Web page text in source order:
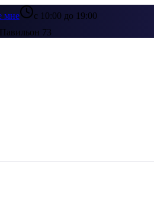
мне
с 10:00 до 19:00
73